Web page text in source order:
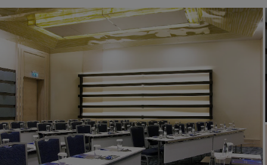
Marken von Radisson Hotels